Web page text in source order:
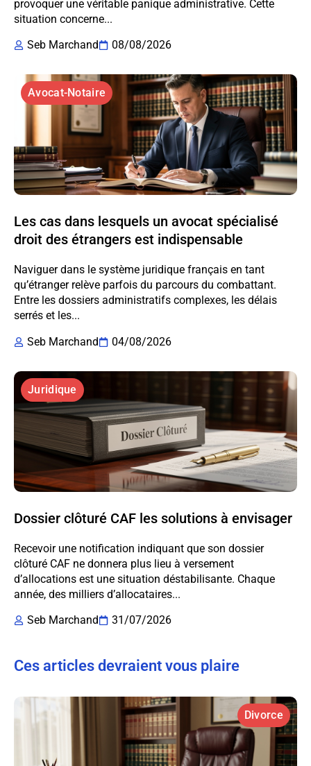
provoquer une véritable panique administrative. Cette
situation concerne...
Seb Marchand
08/08/2026
Avocat-Notaire
Les cas dans lesquels un avocat spécialisé
droit des étrangers est indispensable
Naviguer dans le système juridique français en tant
qu’étranger relève parfois du parcours du combattant.
Entre les dossiers administratifs complexes, les délais
serrés et les...
Seb Marchand
04/08/2026
Juridique
Dossier clôturé CAF les solutions à envisager
Recevoir une notification indiquant que son dossier
clôturé CAF ne donnera plus lieu à versement
d’allocations est une situation déstabilisante. Chaque
année, des milliers d’allocataires...
Seb Marchand
31/07/2026
Ces articles devraient vous plaire
Divorce